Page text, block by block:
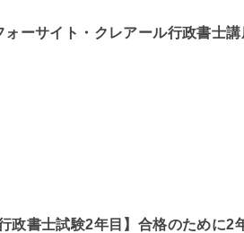
ォーサイト・クレアール行政書士
政書士試験2年目】合格のために2